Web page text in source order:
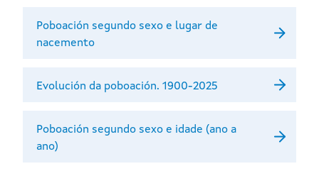
Poboación segundo sexo e lugar de
nacemento
Evolución da poboación. 1900-2025
Poboación segundo sexo e idade (ano a
ano)